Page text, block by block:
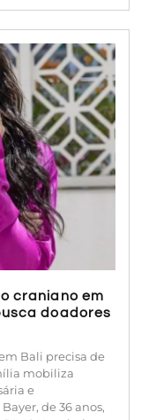
craniano em
doadores
Bali precisa de
mobiliza
e
de 36 anos,